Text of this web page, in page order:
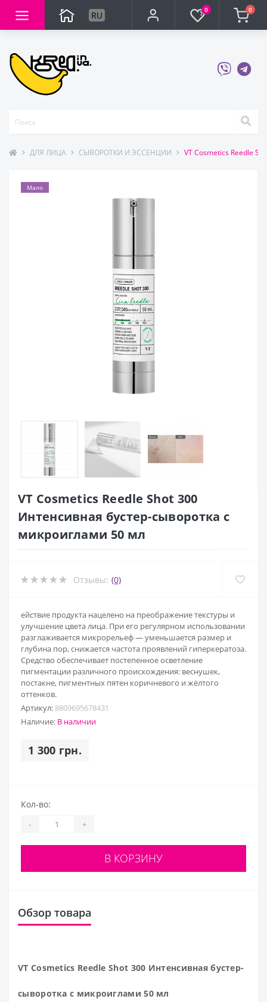
RU 0 0
ДЛЯ ЛИЦА СЫВОРОТКИ И ЭССЕНЦИИ VT Cosmetics Reedle
Мало
VT Cosmetics Reedle Shot 300
Интенсивная бустер-сыворотка с
микроиглами 50 мл
Отзывы: (0)
ействие продукта нацелено на преображение текстуры и
улучшение цвета лица. При его регулярном использовании
разглаживается микрорельеф — уменьшается размер и
глубина пор, снижается частота проявлений гиперкератоза.
Средство обеспечивает постепенное осветление
пигментации различного происхождения: веснушек,
постакне, пигментных пятен коричневого и жёлтого
оттенков.
Артикул: 8809695678431
Наличие: В наличии
1 300 грн.
Кол-во:
- +
В КОРЗИНУ
Обзор товара
VT Cosmetics Reedle Shot 300 Интенсивная бустер-
сыворотка с микроиглами 50 мл